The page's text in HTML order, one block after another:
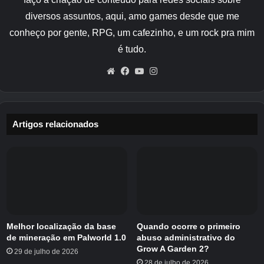
que você deve seguir em sua primeira jogada.
Isso porque não há caminhos alternativos aqui.
Basta seguir a história, completar o objetivo
Fichina
Há duas coisas que você precisa observar:
Fichina e Setor X. Ao jogar no Fichina, deixe o
tempo acabar. Isso garante que poderemos
diversos assuntos, aqui, amo games desde que me
conheço por gente, RPG, um cafezinho, e um rock pra mim
é tudo.
WebsiteFacebook
YouTube
Artigos relacionados
Melhor localização da base
de mineração em Palworld 1.0
29 de julho de 2026
Quando ocorre o primeiro
abuso administrativo do
Grow A Garden 2?